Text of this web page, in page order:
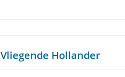
Vliegende Hollander